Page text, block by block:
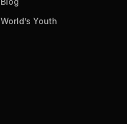
World’s Youth